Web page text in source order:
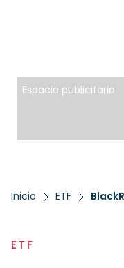
Espacio publicitario
Inicio ETF
ETF